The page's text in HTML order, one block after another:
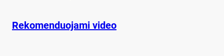
Rekomenduojami video